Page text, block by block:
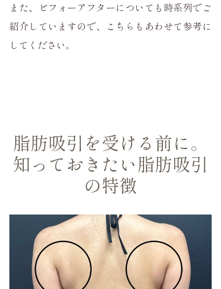
また、ビフォーアフターについても時系列でご
紹介していますので、こちらもあわせて参考に
してください。
脂肪吸引を受ける前に。
知っておきたい脂肪吸引
の特徴